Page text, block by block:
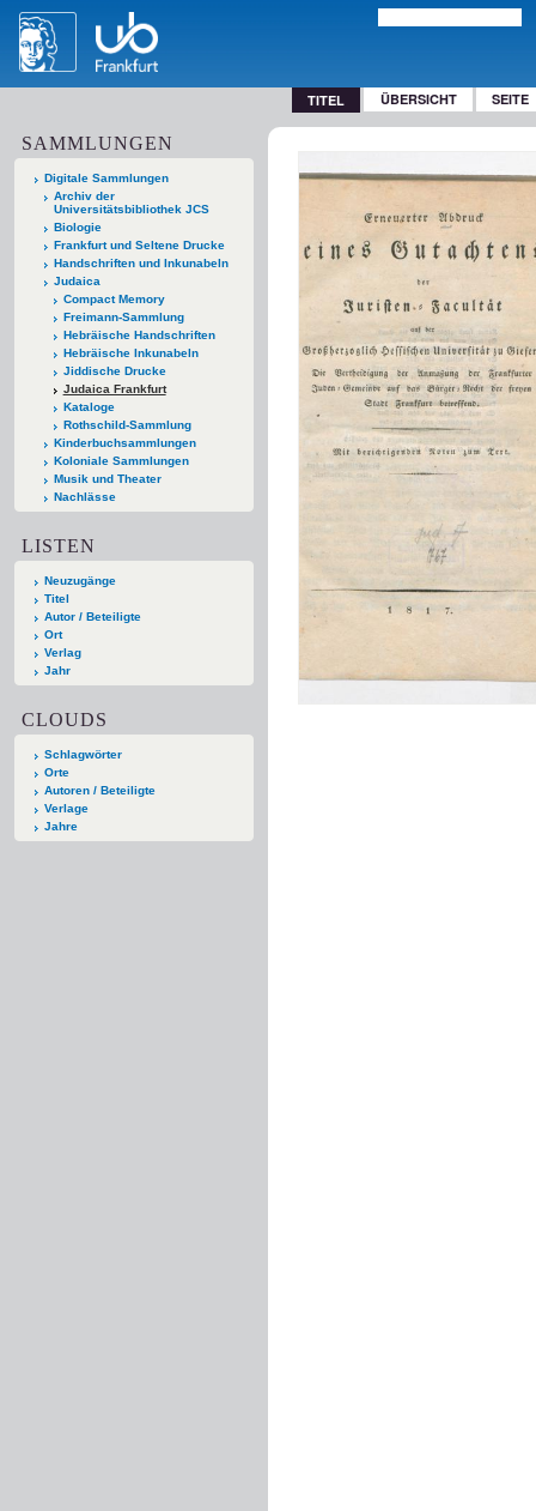
TITEL ÜBERSICHT SEITE
SAMMLUNGEN
Digitale Sammlungen
Archiv der
Universitätsbibliothek JCS
Biologie
Frankfurt und Seltene Drucke
Handschriften und Inkunabeln
Judaica
Compact Memory
Freimann-Sammlung
Hebräische Handschriften
Hebräische Inkunabeln
Jiddische Drucke
Judaica Frankfurt
Kataloge
Rothschild-Sammlung
Kinderbuchsammlungen
Koloniale Sammlungen
Musik und Theater
Nachlässe
LISTEN
Neuzugänge
Titel
Autor / Beteiligte
Ort
Verlag
Jahr
CLOUDS
Schlagwörter
Orte
Autoren / Beteiligte
Verlage
Jahre